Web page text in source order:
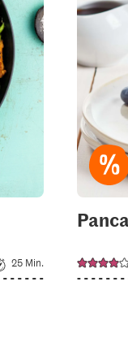
collections.
25 Min.